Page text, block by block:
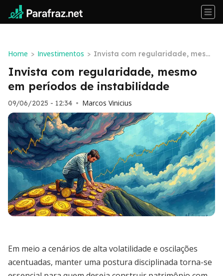
Home > Investimentos > Invista com regularidade, mesm
o em períodos de instabilidade
Invista com regularidade, mesmo
em períodos de instabilidade
09/06/2025 - 12:34 • Marcos Vinicius
Em meio a cenários de alta volatilidade e oscilações
acentuadas, manter uma postura disciplinada torna-se